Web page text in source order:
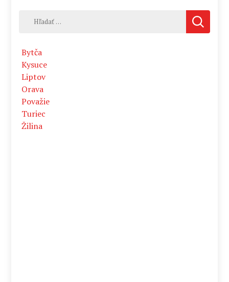
Hľadať:
Bytča
Kysuce
Liptov
Orava
Považie
Turiec
Žilina